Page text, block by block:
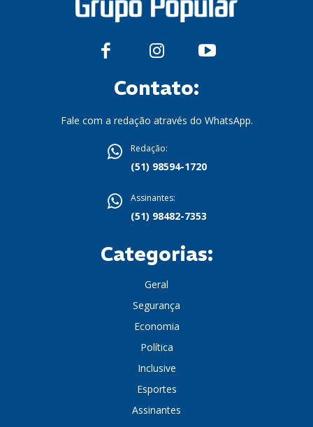
Contato:
Fale com a redação através do WhatsApp.
Redação:
(51) 98594-1720
Assinantes:
(51) 98482-7353
Categorias:
Geral
Segurança
Economia
Política
Inclusive
Esportes
Assinantes